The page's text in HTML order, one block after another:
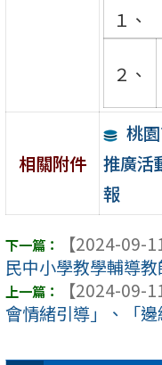
１、
２、
相關附件
桃
推廣活
報
【2024-09-11
民中小學教學輔導
【2024-09-11
會情緒引導」、「